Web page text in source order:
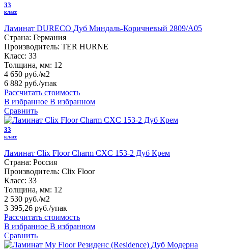
33
класс
Ламинат DURECO Дуб Миндаль-Коричневый 2809/A05
Страна: Германия
Производитель: TER HURNE
Класс: 33
Толщина, мм: 12
4 650 руб./м2
6 882 руб./упак
Рассчитать стоимость
В избранное В избранном
Сравнить
33
класс
Ламинат Clix Floor Charm CXC 153-2 Дуб Крем
Страна: Россия
Производитель: Clix Floor
Класс: 33
Толщина, мм: 12
2 530 руб./м2
3 395,26 руб./упак
Рассчитать стоимость
В избранное В избранном
Сравнить